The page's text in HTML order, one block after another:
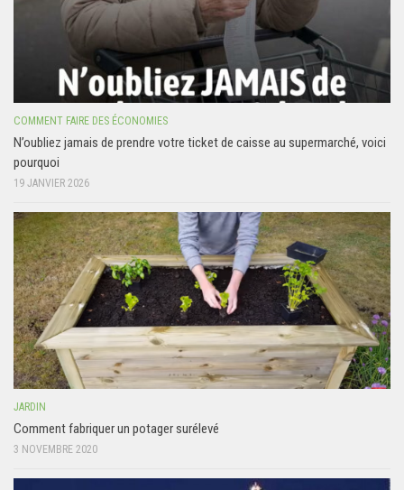
COMMENT FAIRE DES ÉCONOMIES
N’oubliez jamais de prendre votre ticket de caisse au supermarché, voici
pourquoi
19 JANVIER 2026
JARDIN
Comment fabriquer un potager surélevé
3 NOVEMBRE 2020